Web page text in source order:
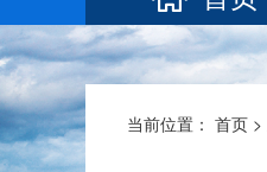
当前位置： 首页 >